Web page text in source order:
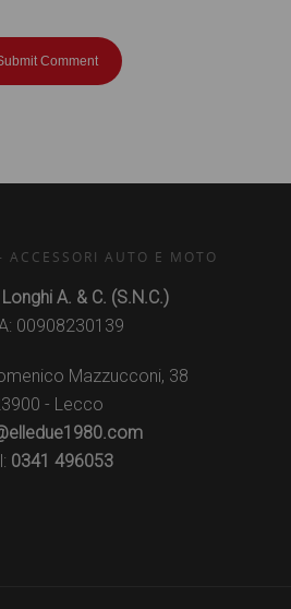
AUTO E MOTO
A. & C. (S.N.C.)
00908230139
Mazzucconi, 38
- Lecco
0341 496053